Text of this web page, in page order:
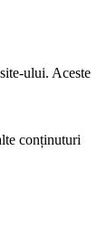
ului. Aceste
conținuturi